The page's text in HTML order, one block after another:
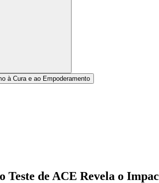
à Cura e ao Empoderamento
Teste de ACE Revela o